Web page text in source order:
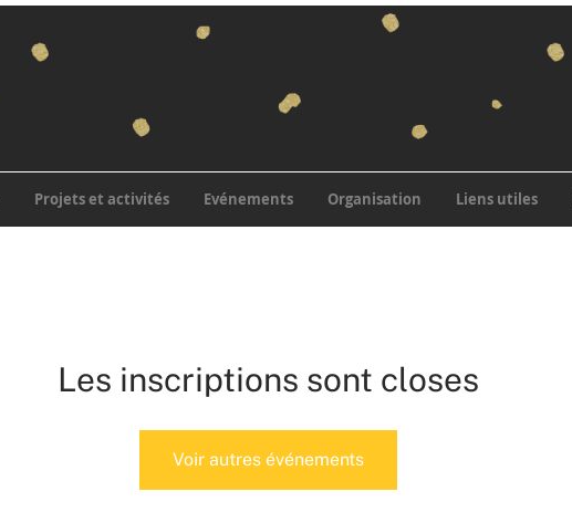
Projets et activités Evénements Organisation Liens utiles
Les inscriptions sont closes
Voir autres événements